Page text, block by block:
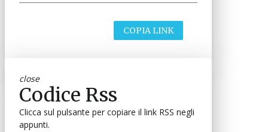
COPIA LINK
close
Codice Rss
Clicca sul pulsante per copiare il link RSS negli
appunti.